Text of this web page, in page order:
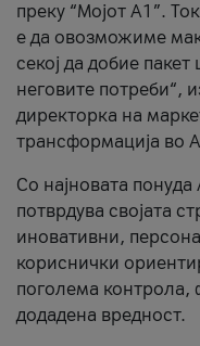
преку “Мојот А1”.
е да овозможиме
секој да добие
неговите потреби“,
директорка на
трансформација во
Со најновата
потврдува својата
иновативни,
кориснички
поголема контрола,
додадена вредност.